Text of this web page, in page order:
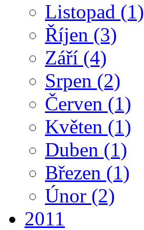
Listopad (1)
Říjen (3)
Září (4)
Srpen (2)
Červen (1)
Květen (1)
Duben (1)
Březen (1)
Únor (2)
2011